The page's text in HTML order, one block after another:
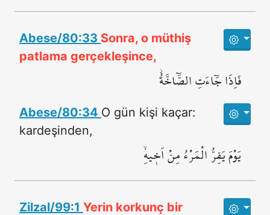
Abese/80:33 Sonra, o müthiş
patlama gerçekleşince,
فَاِذَا جَٓاءَتِ الصَّٓاخَّةُۘ
Abese/80:34 O gün kişi kaçar:
kardeşinden,
يَوْمَ يَفِرُّ الْمَرْءُ مِنْ اَخ۪يهِۙ
Zilzal/99:1 Yerin korkunç bir